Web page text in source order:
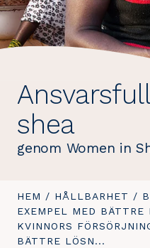
shea
genom Women in
DU
ÄR
HÄR:
HEM / HÅLLBARHET /
EXEMPEL MED BÄTTRE
KVINNORS
BÄTTRE LÖSN...